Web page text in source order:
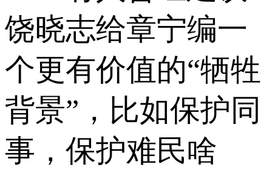
饶晓志给章宁编一
个更有价值的“牺牲
背景”，比如保护同
事，保护难民啥